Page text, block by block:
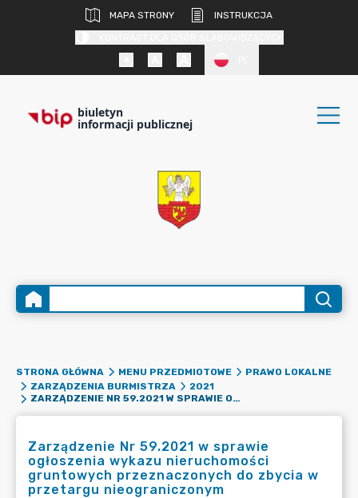
MAPA STRONY
INSTRUKCJA
biuletyn
informacji publicznej
STRONA GŁÓWNA MENU PRZEDMIOTOWE
PRAWO LOKALNE
ZARZĄDZENIA BURMISTRZA
2021
ZARZĄDZENIE NR 59.2021 W SPRAWIE OGŁOSZENIA WYKAZU NIERUCHOMOŚCI GRUNTOWYCH PRZEZNACZONYCH DO ZBYCIA W PRZETARGU NIEOGRANICZONYM
Zarządzenie Nr 59.2021 w sprawie
ogłoszenia wykazu nieruchomości
gruntowych przeznaczonych do zbycia w
przetargu nieograniczonym